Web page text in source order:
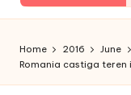
Home 2016 June
Romania castiga teren